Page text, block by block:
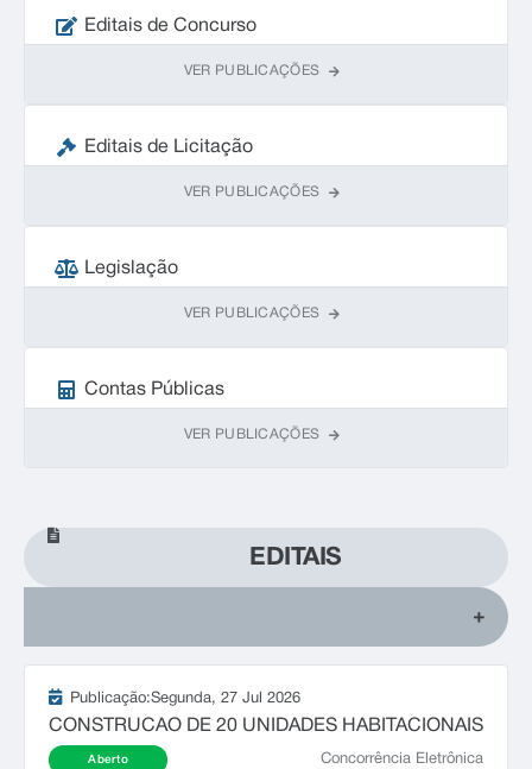
Editais de Concurso
VER PUBLICAÇÕES
Editais de Licitação
VER PUBLICAÇÕES
Legislação
VER PUBLICAÇÕES
Contas Públicas
VER PUBLICAÇÕES
EDITAIS
Concorrência Eletrônica
CONSTRUCAO DE 20 UNIDADES HABITACIONAIS
Aberto
Publicação:Segunda 27 Jul 2026